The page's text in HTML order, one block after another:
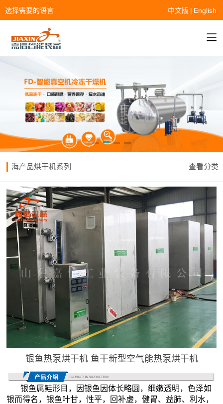
选择需要的语言 中文版 | English
海产品烘干机系列 查看分类
银鱼热泵烘干机 鱼干新型空气能热泵烘干机
银鱼属鲑形目，因银鱼因体长略圆，细嫩透明，色泽如
银而得名，银鱼叶甘，性平，回补虚，健胃、益肺、利水，